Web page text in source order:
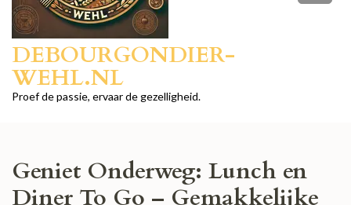
DEBOURGONDIER-
WEHL.NL
Proef de passie, ervaar de gezelligheid.
Geniet Onderweg: Lunch en
Diner To Go – Gemakkelijke